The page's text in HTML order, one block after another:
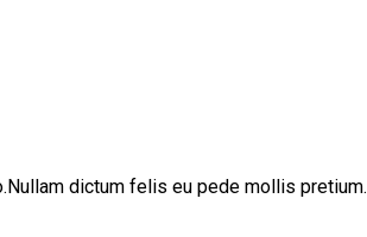
dictum felis eu pede mollis pretium.